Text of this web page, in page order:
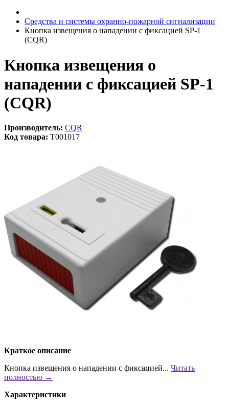
Средства и системы охранно-пожарной сигнализации
Кнопка извещения о нападении с фиксацией SP-1
(CQR)
Кнопка извещения о
нападении с фиксацией SP-1
(CQR)
Производитель: CQR
Код товара: T001017
Краткое описание
Кнопка извещения о нападении с фиксацией... Читать
полностью →
Характеристики